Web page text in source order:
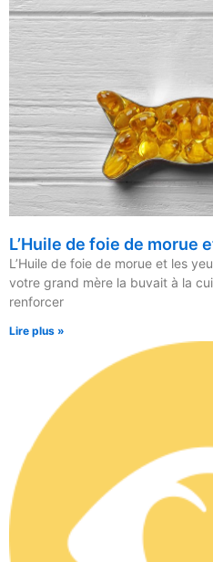
L’Huile de foie de morue
L’Huile de foie de morue et les
votre grand mère la buvait à la
renforcer
Lire plus »